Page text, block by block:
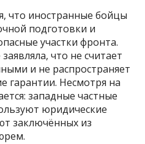
что иностранные бойцы
подготовки и
участки фронта.
что не считает
и не распространяет
гарантии. Несмотря на
западные частные
юридические
заключённых из